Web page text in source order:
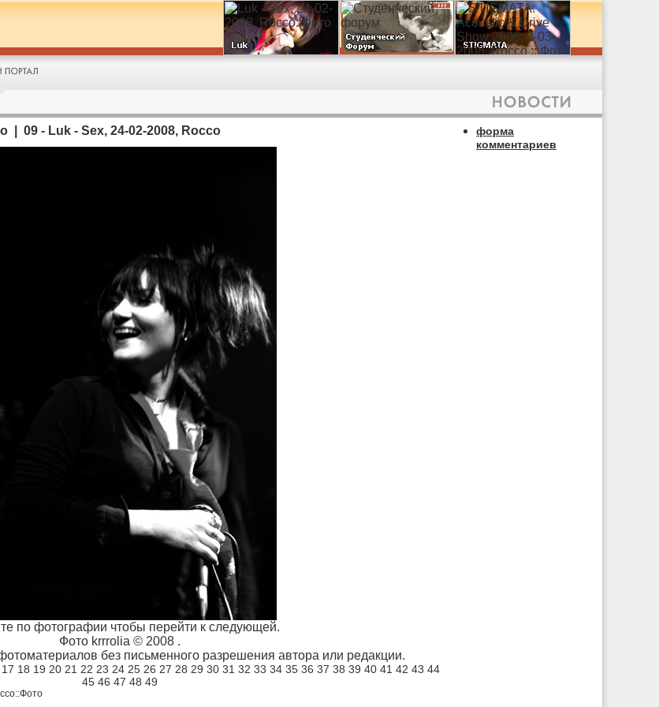
| 09 - Luk - Sex, 24-02-2008, Rocco
по фотографии чтобы перейти к следующей.
Фото krrrolia © 2008 .
без письменного разрешения автора или редакции.
17 18 19 20 21 22 23 24 25 26 27 28 29 30 31 32 33 34 35 36 37 38 39 40 41 42 43 44
45 46 47 48 49
форма
комментариев